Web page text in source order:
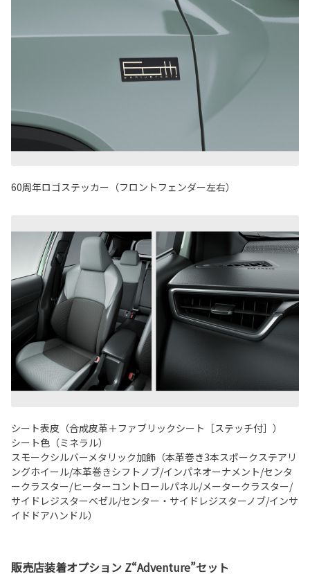
60周年ロゴステッカー（フロントフェンダー左右）
シート表皮（合成皮革＋ファブリックシート［ステッチ付］）
シート色（ミネラル）
スモークシルバーメタリック加飾（本革巻き3本スポークステアリ
ングホイール/本革巻きシフトノブ/インパネオーナメント/センタ
ークラスター/ヒーターコントロールパネル/メータークラスター/
サイドレジスターベゼル/センター・サイドレジスターノブ/インサ
イドドアハンドル）
販売店装着オプション Z“Adventure”セット